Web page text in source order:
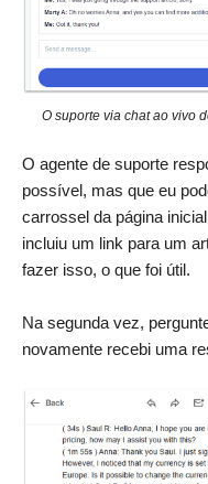
O suporte via chat ao vivo
O agente de suporte
possível, mas que eu
carrossel da página
incluiu um link para um
fazer isso, o que foi útil.
Na segunda vez,
novamente recebi uma